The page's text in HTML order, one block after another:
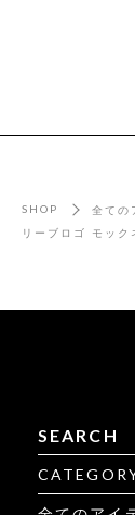
SHOP 全ての
リーブロゴ モック
SEARCH